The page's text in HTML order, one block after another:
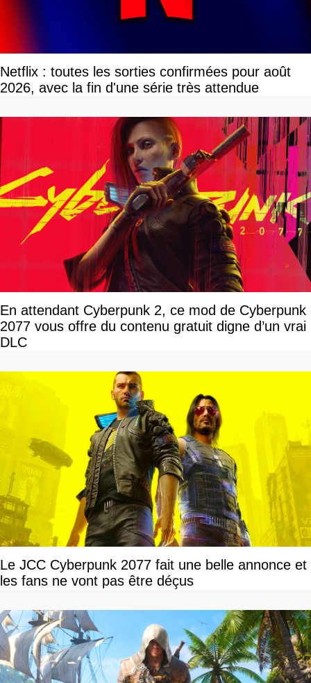
Netflix : toutes les sorties confirmées pour août
2026, avec la fin d'une série très attendue
En attendant Cyberpunk 2, ce mod de Cyberpunk
2077 vous offre du contenu gratuit digne d’un vrai
DLC
Le JCC Cyberpunk 2077 fait une belle annonce et
les fans ne vont pas être déçus